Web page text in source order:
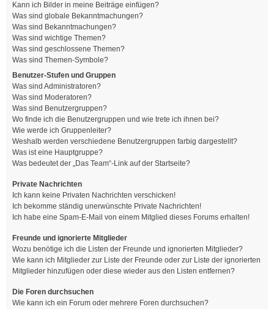
Kann ich Bilder in meine Beiträge einfügen?
Was sind globale Bekanntmachungen?
Was sind Bekanntmachungen?
Was sind wichtige Themen?
Was sind geschlossene Themen?
Was sind Themen-Symbole?
Benutzer-Stufen und Gruppen
Was sind Administratoren?
Was sind Moderatoren?
Was sind Benutzergruppen?
Wo finde ich die Benutzergruppen und wie trete ich ihnen bei?
Wie werde ich Gruppenleiter?
Weshalb werden verschiedene Benutzergruppen farbig dargestellt?
Was ist eine Hauptgruppe?
Was bedeutet der „Das Team“-Link auf der Startseite?
Private Nachrichten
Ich kann keine Privaten Nachrichten verschicken!
Ich bekomme ständig unerwünschte Private Nachrichten!
Ich habe eine Spam-E-Mail von einem Mitglied dieses Forums erhalten!
Freunde und ignorierte Mitglieder
Wozu benötige ich die Listen der Freunde und ignorierten Mitglieder?
Wie kann ich Mitglieder zur Liste der Freunde oder zur Liste der ignorierten
Mitglieder hinzufügen oder diese wieder aus den Listen entfernen?
Die Foren durchsuchen
Wie kann ich ein Forum oder mehrere Foren durchsuchen?